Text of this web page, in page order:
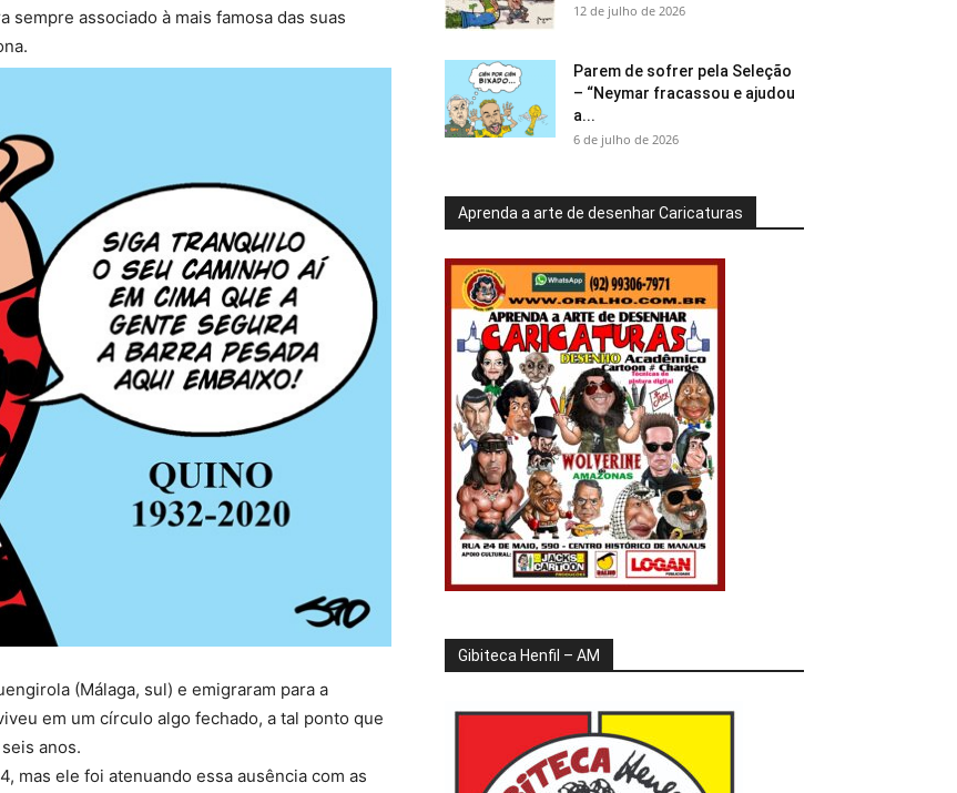
sempre associado à mais famosa das suas
(Málaga, sul) e emigraram para a
em um círculo algo fechado, a tal ponto que
anos.
mas ele foi atenuando essa ausência com as
12 de julho de 2026
Parem de sofrer pela Seleção
– “Neymar fracassou e ajudou
a...
6 de julho de 2026
Aprenda a arte de desenhar Caricaturas
Gibiteca Henfil – AM